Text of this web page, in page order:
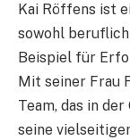
Kai Röffens ist
sowohl
Beispiel für
Mit seiner Frau
Team, das in
seine